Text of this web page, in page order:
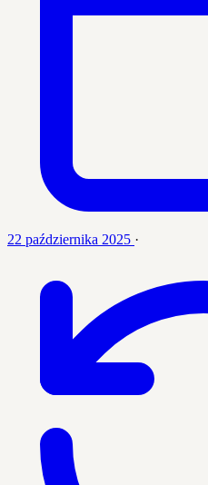
22 października 2025 ·